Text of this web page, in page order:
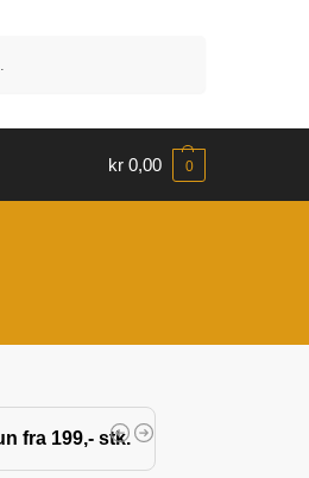
kr 0,00 0
fra 199,- stk.